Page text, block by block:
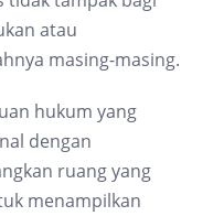
atau
masing-masing.
hukum yang
dengan
ruang yang
menampilkan